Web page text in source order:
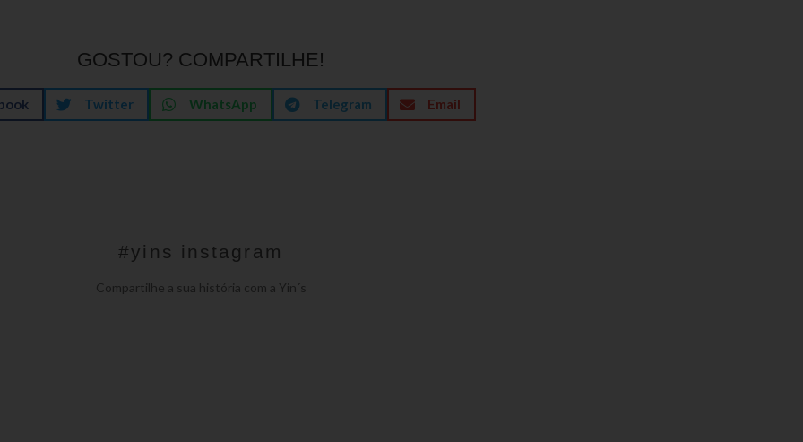
GOSTOU? COMPARTILHE!
Twitter WhatsApp Telegram Email
#yins instagram
Compartilhe a sua história com a Yin´s